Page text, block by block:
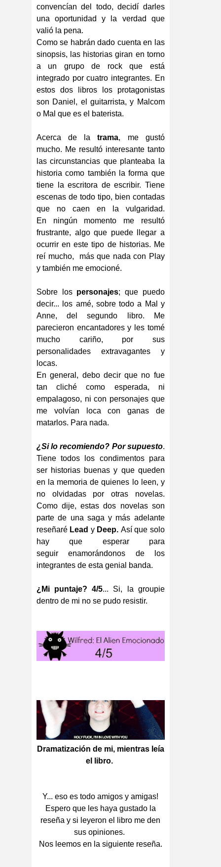
convencían del todo, decidí darles
una oportunidad y la verdad que
valió la pena.
Como se habrán dado cuenta en las
sinopsis, las historias giran en torno
a un grupo de rock que está
integrado por cuatro integrantes. En
estos dos libros los protagonistas
son Daniel, el guitarrista, y Malcom
o Mal que es el baterista.
Acerca de latrama, me gustó
mucho. Me resultó interesante tanto
las circunstancias que planteaba la
historia como también la forma que
tiene la escritora de escribir. Tiene
escenas de todo tipo, bien contadas
que no caen en la vulgaridad.
En ningún momento me resultó
frustrante, algo que puede llegar a
ocurrir en este tipo de historias. Me
reí mucho, más que nada con Play
y también me emocioné.
Sobre los personajes; que puedo
decir... los amé, sobre todo a Mal y
Anne, del segundo libro. Me
parecieron encantadores y les tomé
mucho cariño, por sus
personalidades extravagantes y
locas.
En general, debo decir que no fue
tan cliché como esperada, ni
empalagoso, ni con personajes que
me volvían loca con ganas de
matarlos. Para nada.
¿Si lo recomiendo? Por supuesto.
Tiene todos los condimentos para
ser historias buenas y que queden
en la memoria de quienes lo leen, y
no olvidadas por otras novelas.
Como dije, estas dos novelas son
parte de una saga y más adelante
reseñaré Lead y Deep. Así que solo
hay que esperar para
seguir enamorándonos de los
integrantes de esta genial banda.
¿Mi puntaje? 4/5... Si, la groupie
dentro de mi no se pudo resistir.
Dramatización de mi, mientras leía
el libro.
Y... eso es todo amigos y amigas!
Espero que les haya gustado la
reseña y si leyeron el libro me den
sus opiniones.
Nos leemos en la siguiente reseña.